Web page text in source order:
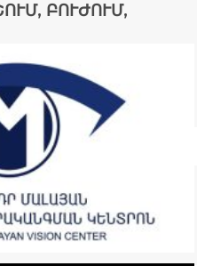
ԲՈՒԺՈՒՄ,